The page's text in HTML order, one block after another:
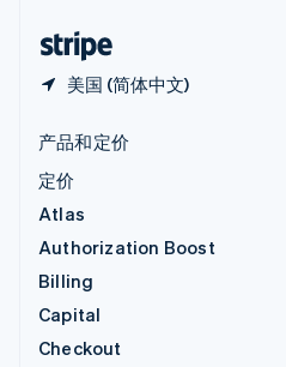
美国 (简体中文)
产品和定价
定价
Atlas
Authorization Boost
Billing
Capital
Checkout